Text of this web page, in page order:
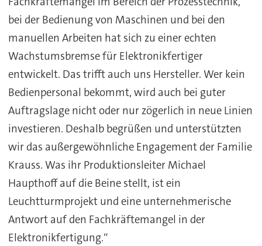
bei der Bedienung von Maschinen und bei den
manuellen Arbeiten hat sich zu einer echten
Wachstumsbremse für Elektronikfertiger
entwickelt. Das trifft auch uns Hersteller. Wer kein
Bedienpersonal bekommt, wird auch bei guter
Auftragslage nicht oder nur zögerlich in neue Linien
investieren. Deshalb begrüßen und unterstützten
wir das außergewöhnliche Engagement der Familie
Krauss. Was ihr Produktionsleiter Michael
Haupthoff auf die Beine stellt, ist ein
Leuchtturmprojekt und eine unternehmerische
Antwort auf den Fachkräftemangel in der
Elektronikfertigung.“